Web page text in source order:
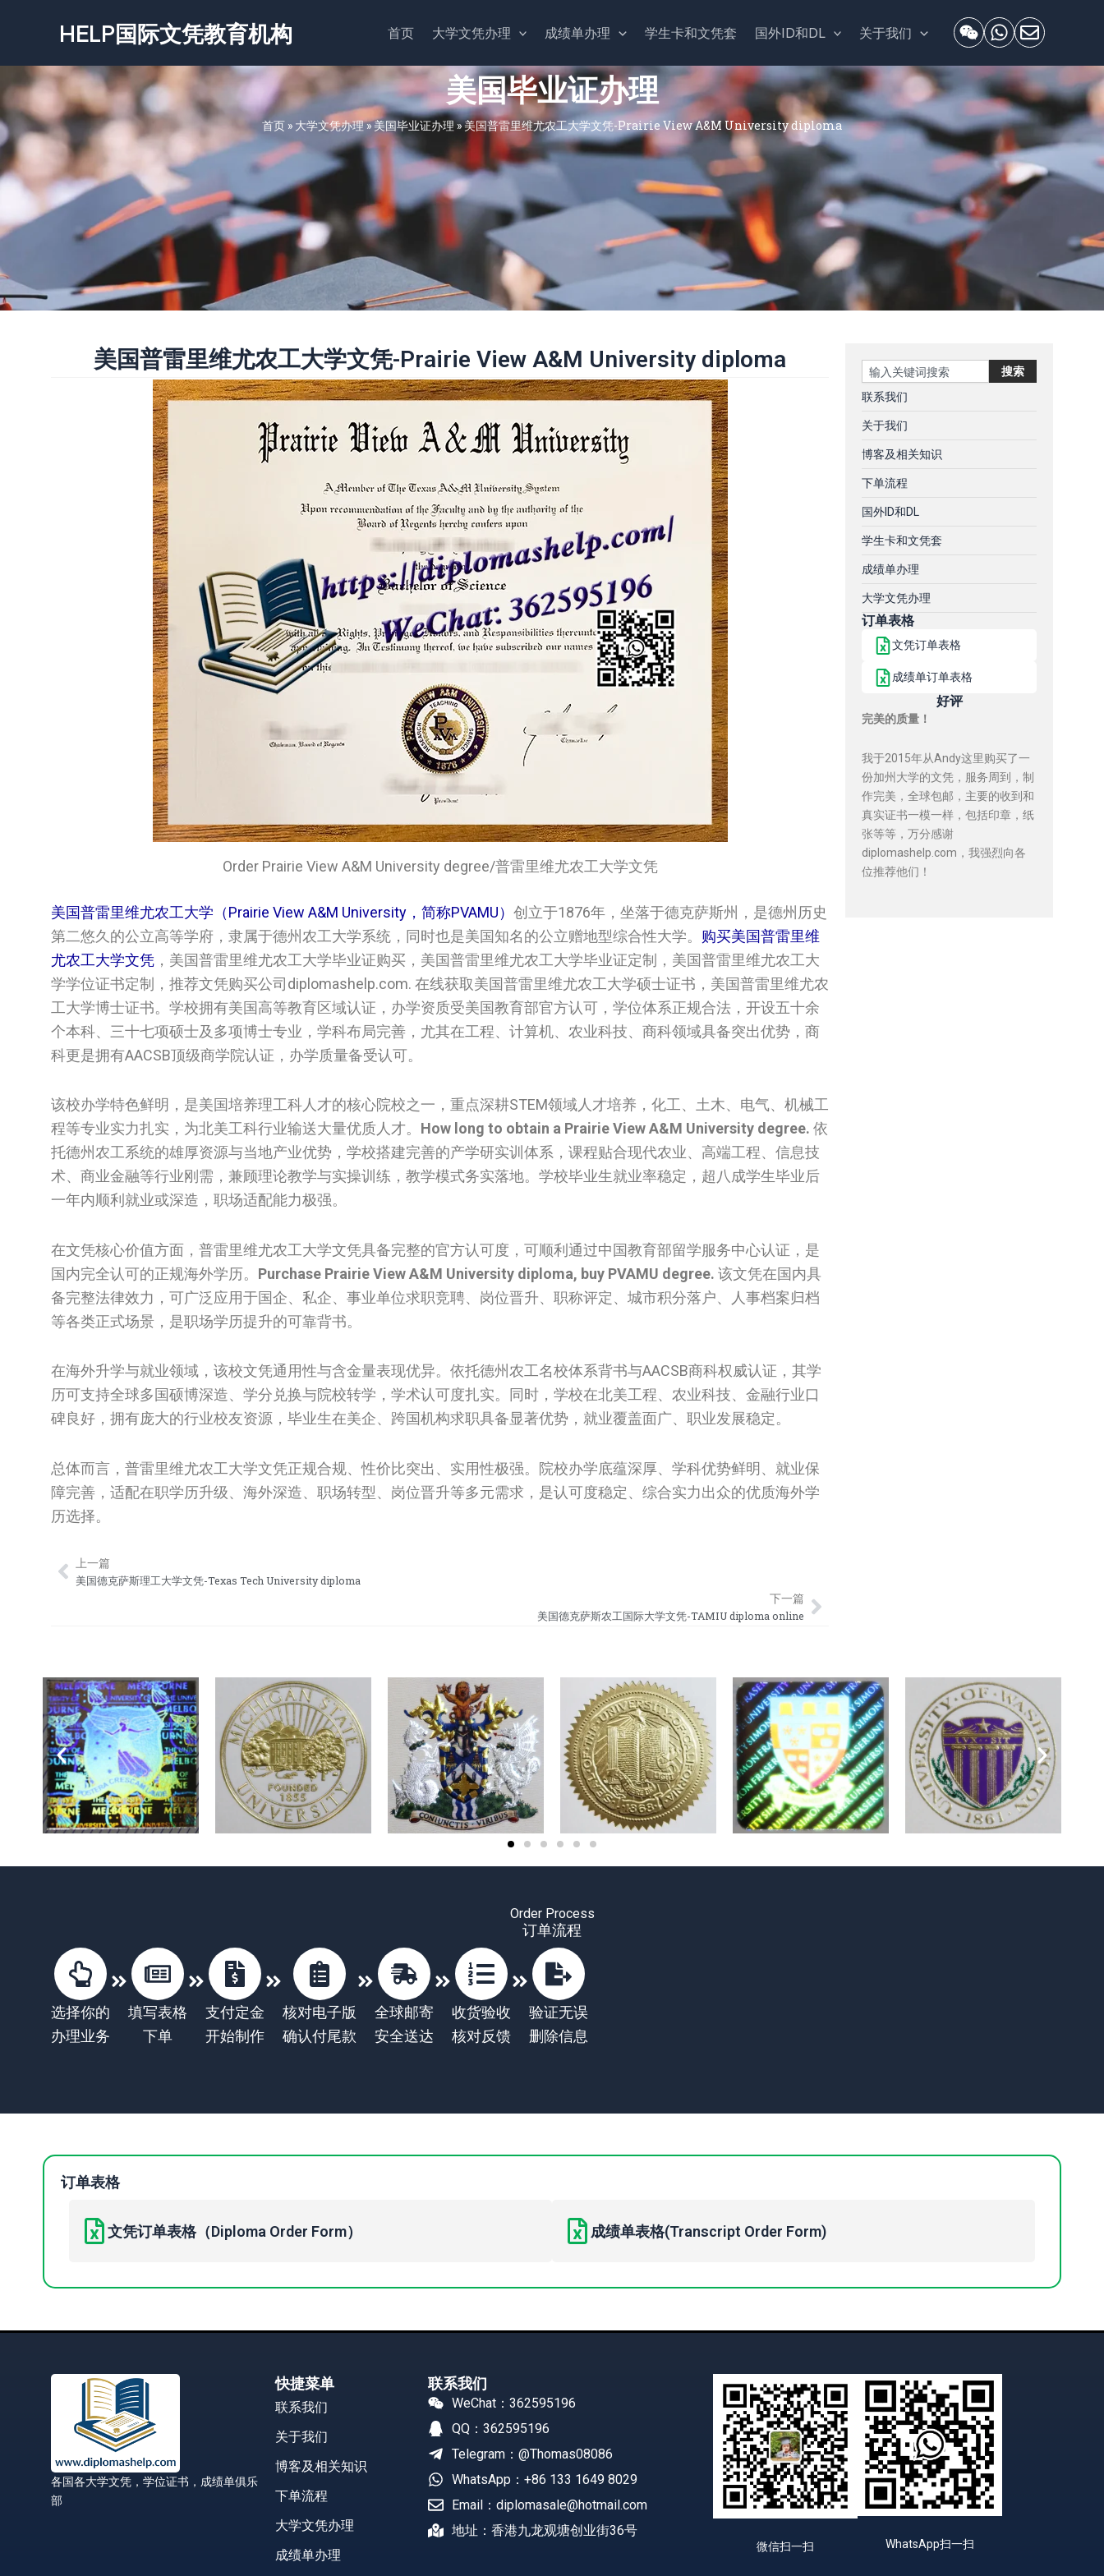
容
HELP国际文凭教育机构 首页 大学文凭办理 成绩单办理 学生卡和文凭套 国外ID和DL 关于我们
美国毕业证办理
首页 » 大学文凭办理»美国毕业证办理»美国普雷里维尤农工大学文凭-Prairie View A&M University diploma
美国普雷里维尤农工大学文凭-Prairie View A&M University diploma
Order Prairie View A&M University degree/普雷里维尤农工大学文凭
美国普雷里维尤农工大学（Prairie View A&M University，简称PVAMU） 创立于1876年，坐落于德克萨斯州，是德州历史
第二悠久的公立高等学府，隶属于德州农工大学系统，同时也是美国知名的公立赠地型综合性大学。 购买美国‌‌普雷里维
尤农工大学‌‌‌文凭 ，美国‌‌普雷里维尤农工大学‌‌‌毕业证购买，美国‌‌普雷里维尤农工大学‌‌‌毕业证定制，美国‌‌普雷里维尤农工大
学‌‌‌学位证书定制，推荐文凭购买公司diplomashelp.com. 在线获取美国‌‌普雷里维尤农工大学‌‌‌硕士证书，美国‌‌普雷里维尤农
工大学‌‌‌博士证书。学校拥有美国高等教育区域认证，办学资质受美国教育部官方认可，学位体系正规合法，开设五十余
个本科、三十七项硕士及多项博士专业，学科布局完善，尤其在工程、计算机、农业科技、商科领域具备突出优势，商
科更是拥有AACSB顶级商学院认证，办学质量备受认可。
该校办学特色鲜明，是美国培养理工科人才的核心院校之一，重点深耕STEM领域人才培养，化工、土木、电气、机械工
程等专业实力扎实，为北美工科行业输送大量优质人才。 How long to obtain a Prairie View A&M University degree. 依
托德州农工系统的雄厚资源与当地产业优势，学校搭建完善的产学研实训体系，课程贴合现代农业、高端工程、信息技
术、商业金融等行业刚需，兼顾理论教学与实操训练，教学模式务实落地。学校毕业生就业率稳定，超八成学生毕业后
一年内顺利就业或深造，职场适配能力极强。
在文凭核心价值方面，普雷里维尤农工大学文凭具备完整的官方认可度，可顺利通过中国教育部留学服务中心认证，是
国内完全认可的正规海外学历。 Purchase Prairie View A&M University diploma, buy PVAMU degree. 该文凭在国内具
备完整法律效力，可广泛应用于国企、私企、事业单位求职竞聘、岗位晋升、职称评定、城市积分落户、人事档案归档
等各类正式场景，是职场学历提升的可靠背书。
在海外升学与就业领域，该校文凭通用性与含金量表现优异。依托德州农工名校体系背书与AACSB商科权威认证，其学
历可支持全球多国硕博深造、学分兑换与院校转学，学术认可度扎实。同时，学校在北美工程、农业科技、金融行业口
碑良好，拥有庞大的行业校友资源，毕业生在美企、跨国机构求职具备显著优势，就业覆盖面广、职业发展稳定。
总体而言，普雷里维尤农工大学文凭正规合规、性价比突出、实用性极强。院校办学底蕴深厚、学科优势鲜明、就业保
障完善，适配在职学历升级、海外深造、职场转型、岗位晋升等多元需求，是认可度稳定、综合实力出众的优质海外学
历选择。
Prev
上一篇
美国德克萨斯理工大学文凭-Texas Tech University diploma
下一篇
美国德克萨斯农工国际大学文凭-TAMIU diploma online
Search 搜索
联系我们
关于我们
博客及相关知识
下单流程
国外ID和DL
学生卡和文凭套
成绩单办理
大学文凭办理
订单表格
文凭订单表格
成绩单订单表格
好评
完美的质量！
我于2015年从Andy这里购买了一
份加州大学的文凭，服务周到，制
作完美，全球包邮，主要的收到和
真实证书一模一样，包括印章，纸
张等等，万分感谢
diplomashelp.com，我强烈向各
位推荐他们！
Order Process
订单流程
选择你的
办理业务
填写表格
下单
支付定金
开始制作
核对电子版
确认付尾款
全球邮寄
安全送达
收货验收
核对反馈
验证无误
删除信息
订单表格
文凭订单表格（Diploma Order Form） 成绩单表格(Transcript Order Form)
各国各大学文凭，学位证书，成绩单俱乐
部
快捷菜单
联系我们
关于我们
博客及相关知识
下单流程
大学文凭办理
成绩单办理
联系我们
WeChat：362595196
QQ：362595196
Telegram：@Thomas08086
WhatsApp：+86 133 1649 8029
Email：diplomasale@hotmail.com
地址：香港九龙观塘创业街36号
微信扫一扫 WhatsApp扫一扫